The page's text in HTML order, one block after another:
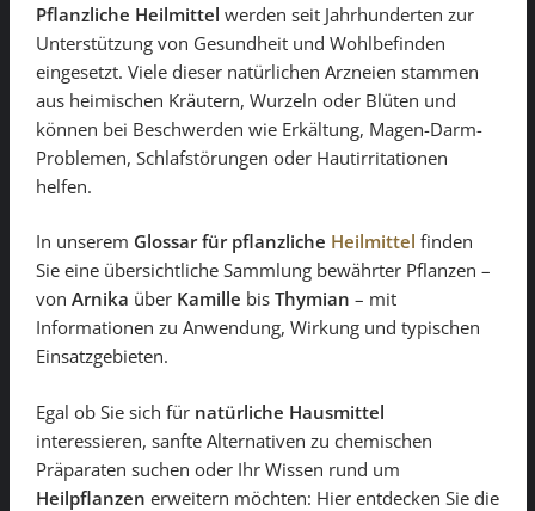
Pflanzliche Heilmittel werden seit Jahrhunderten zur
Unterstützung von Gesundheit und Wohlbefinden
eingesetzt. Viele dieser natürlichen Arzneien stammen
aus heimischen Kräutern, Wurzeln oder Blüten und
können bei Beschwerden wie Erkältung, Magen-Darm-
Problemen, Schlafstörungen oder Hautirritationen
helfen.
In unserem Glossar für pflanzliche Heilmittel finden
Sie eine übersichtliche Sammlung bewährter Pflanzen –
von Arnika über Kamille bis Thymian – mit
Informationen zu Anwendung, Wirkung und typischen
Einsatzgebieten.
Egal ob Sie sich für natürliche Hausmittel
interessieren, sanfte Alternativen zu chemischen
Präparaten suchen oder Ihr Wissen rund um
Heilpflanzen erweitern möchten: Hier entdecken Sie die